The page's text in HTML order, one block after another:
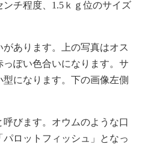
チ程度、1.5ｋｇ位のサイズ
あります。上の写真はオス
ぽい色合いになります。サ
になります。下の画像左側
びます。オウムのような口
ロットフィッシュ」となっ